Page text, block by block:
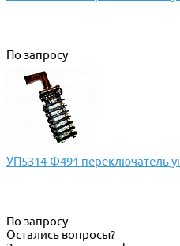
По запросу
УП5314-Ф491 переключатель
По запросу
Остались вопросы?